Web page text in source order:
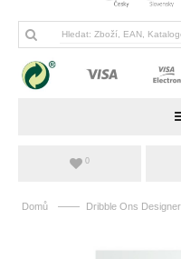
0
Domů —— Dribble Ons